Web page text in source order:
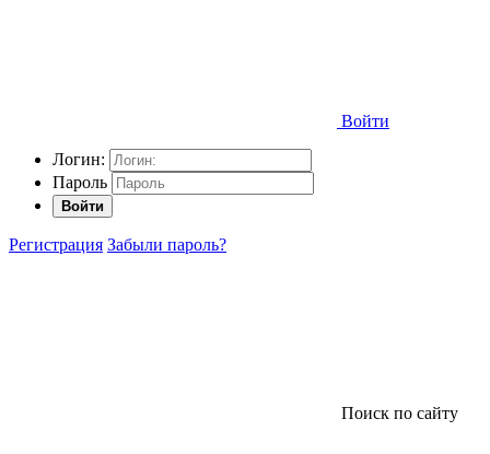
Войти
Логин:
Пароль
Войти
Регистрация Забыли пароль?
Поиск по сайту